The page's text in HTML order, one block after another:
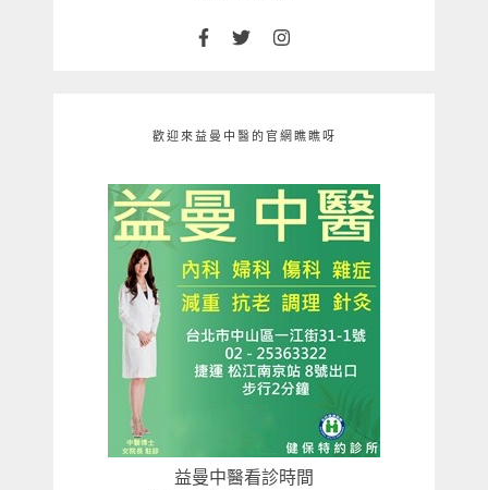
歡迎來益曼中醫的官網瞧瞧呀
益曼中醫看診時間